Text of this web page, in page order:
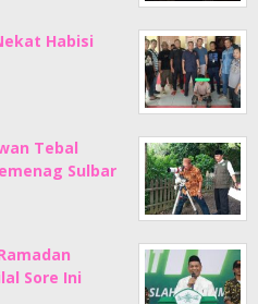
Habisi
Tebal
Sulbar
Sore Ini